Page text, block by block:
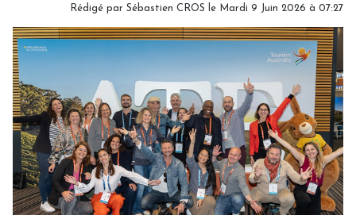
Rédigé par Sébastien CROS le Mardi 9 Juin 2026 à 07:27